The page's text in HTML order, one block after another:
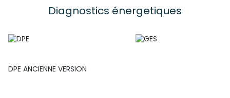
Diagnostics énergetiques
DPE ANCIENNE VERSION